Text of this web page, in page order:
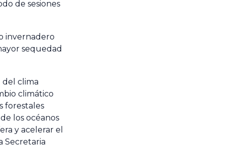
de sesiones
invernadero
sequedad
del clima
climático
forestales
los océanos
y acelerar el
Secretaria